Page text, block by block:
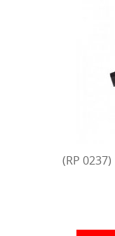
(RP